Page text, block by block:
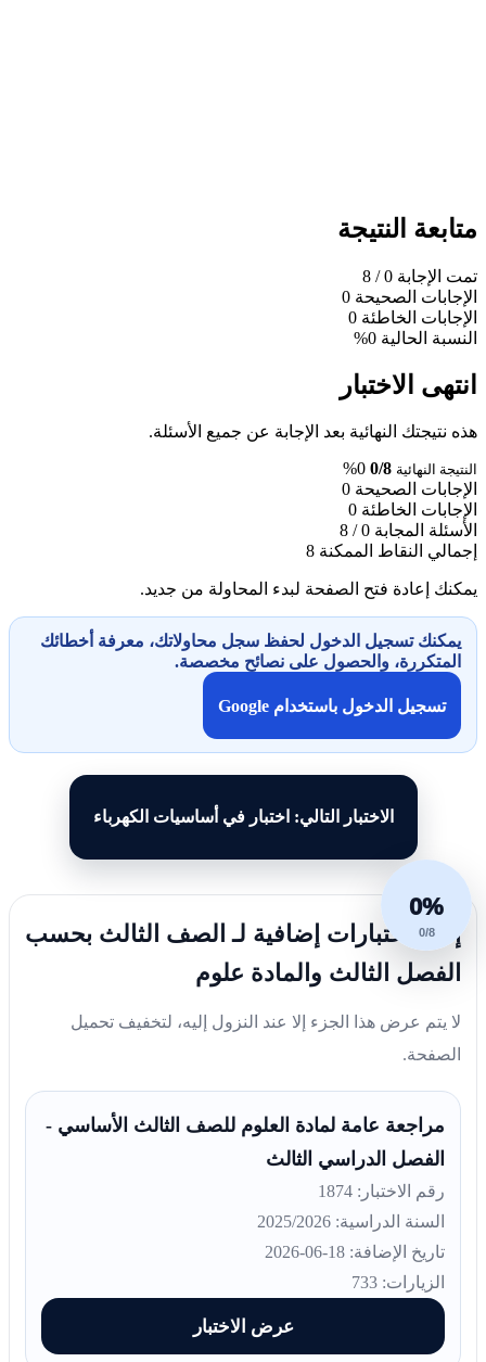
متابعة النتيجة
تمت الإجابة 0
/ 8
الإجابات الصحيحة 0
الإجابات الخاطئة 0
النسبة الحالية 0%
انتهى الاختبار
هذه نتيجتك النهائية بعد الإجابة عن جميع الأسئلة.
النتيجة النهائية 0/8
0%
الإجابات الصحيحة 0
الإجابات الخاطئة 0
الأسئلة المجابة 0 / 8
إجمالي النقاط الممكنة 8
يمكنك إعادة فتح الصفحة لبدء المحاولة من جديد.
يمكنك تسجيل الدخول لحفظ سجل محاولاتك، معرفة أخطائك
المتكررة، والحصول على نصائح مخصصة.
تسجيل الدخول باستخدام Google
الاختبار التالي: اختبار في أساسيات الكهرباء
0%
0/8
إليك اختبارات إضافية لـ الصف الثالث بحسب
الفصل الثالث والمادة علوم
لا يتم عرض هذا الجزء إلا عند النزول إليه، لتخفيف تحميل
الصفحة.
مراجعة عامة لمادة العلوم للصف الثالث الأساسي -
الفصل الدراسي الثالث
رقم الاختبار: 1874
السنة الدراسية: 2025/2026
تاريخ الإضافة: 18-06-2026
الزيارات: 733
عرض الاختبار